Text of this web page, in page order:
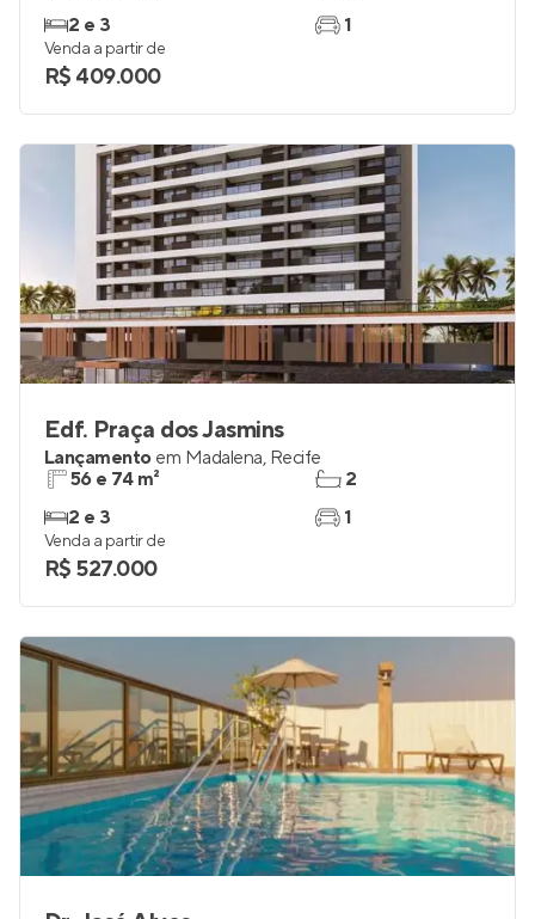
2 e 3
1
Venda a partir de
R$ 409.000
Edf. Praça dos Jasmins
Lançamento em Madalena, Recife
56 e 74 m²
2 e 3
2
1
Venda a partir de
R$ 527.000